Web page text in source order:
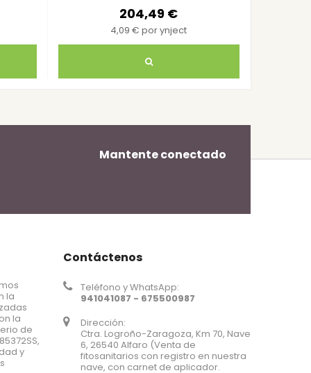
204,49 €
4,09 € por ynject
Mantente conectado
la
la
de
y
Contáctenos
Teléfono y WhatsApp:
941041087 - 675500987
Dirección:
Ctra. Logroño-Zaragoza, Km 70, Nave
6, 26540 Alfaro (Venta de
fitosanitarios con registro en nuestra
nave, con carnet de aplicador.